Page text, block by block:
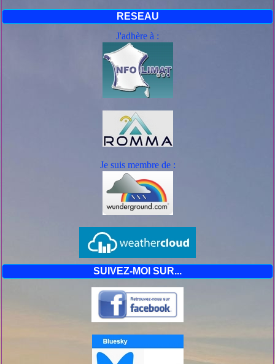
RESEAU
J'adhère à :
Je suis membre de :
SUIVEZ-MOI SUR...